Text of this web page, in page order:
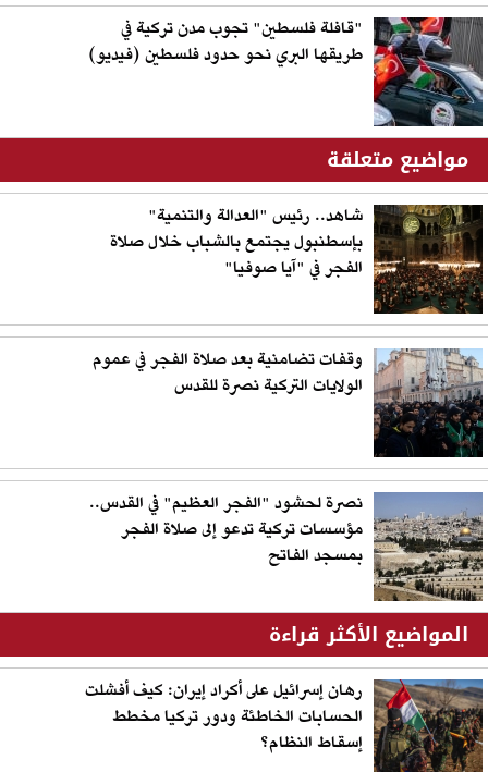
"قافلة فلسطين" تجوب مدن تركية في
طريقها البري نحو حدود فلسطين (فيديو)
مواضيع متعلقة
شاهد.. رئيس "العدالة والتنمية"
بإسطنبول يجتمع بالشباب خلال صلاة
الفجر في "آيا صوفيا"
وقفات تضامنية بعد صلاة الفجر في عموم
الولايات التركية نصرة للقدس
نصرة لحشود "الفجر العظيم" في القدس..
مؤسسات تركية تدعو إلى صلاة الفجر
بمسجد الفاتح
المواضيع الأكثر قراءة
رهان إسرائيل على أكراد إيران: كيف أفشلت
الحسابات الخاطئة ودور تركيا مخطط
إسقاط النظام؟